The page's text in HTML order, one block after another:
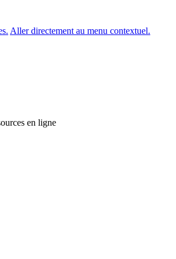
Aller directement au menu contextuel.
en ligne